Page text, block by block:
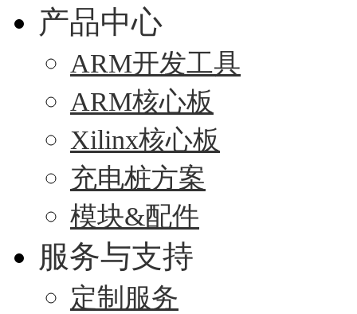
产品中心
ARM开发工具
ARM核心板
Xilinx核心板
充电桩方案
模块&配件
服务与支持
定制服务